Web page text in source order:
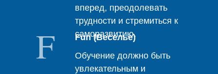
вперед, преодолевать
трудности и стремиться к
саморазвитию.
F
Fun (Веселье)
Обучение должно быть
увлекательным и